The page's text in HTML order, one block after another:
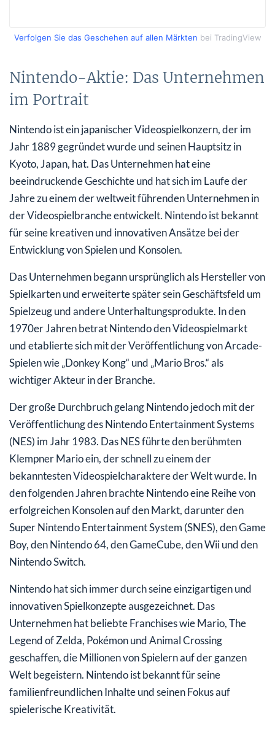
Verfolgen Sie das Geschehen auf allen Märkten bei TradingView
Nintendo-Aktie: Das Unternehmen
im Portrait
Nintendo ist ein japanischer Videospielkonzern, der im
Jahr 1889 gegründet wurde und seinen Hauptsitz in
Kyoto, Japan, hat. Das Unternehmen hat eine
beeindruckende Geschichte und hat sich im Laufe der
Jahre zu einem der weltweit führenden Unternehmen in
der Videospielbranche entwickelt. Nintendo ist bekannt
für seine kreativen und innovativen Ansätze bei der
Entwicklung von Spielen und Konsolen.
Das Unternehmen begann ursprünglich als Hersteller von
Spielkarten und erweiterte später sein Geschäftsfeld um
Spielzeug und andere Unterhaltungsprodukte. In den
1970er Jahren betrat Nintendo den Videospielmarkt
und etablierte sich mit der Veröffentlichung von Arcade-
Spielen wie „Donkey Kong“ und „Mario Bros.“ als
wichtiger Akteur in der Branche.
Der große Durchbruch gelang Nintendo jedoch mit der
Veröffentlichung des Nintendo Entertainment Systems
(NES) im Jahr 1983. Das NES führte den berühmten
Klempner Mario ein, der schnell zu einem der
bekanntesten Videospielcharaktere der Welt wurde. In
den folgenden Jahren brachte Nintendo eine Reihe von
erfolgreichen Konsolen auf den Markt, darunter den
Super Nintendo Entertainment System (SNES), den Game
Boy, den Nintendo 64, den GameCube, den Wii und den
Nintendo Switch.
Nintendo hat sich immer durch seine einzigartigen und
innovativen Spielkonzepte ausgezeichnet. Das
Unternehmen hat beliebte Franchises wie Mario, The
Legend of Zelda, Pokémon und Animal Crossing
geschaffen, die Millionen von Spielern auf der ganzen
Welt begeistern. Nintendo ist bekannt für seine
familienfreundlichen Inhalte und seinen Fokus auf
spielerische Kreativität.